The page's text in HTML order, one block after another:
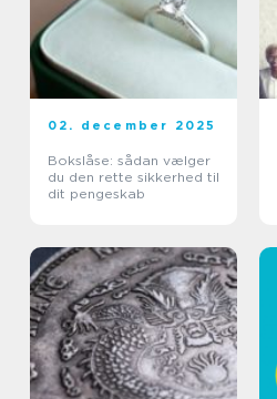
02. december 2025
Bokslåse: sådan vælger
du den rette sikkerhed til
dit pengeskab